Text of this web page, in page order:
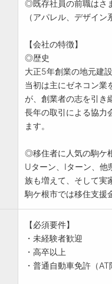
◎既存社員の前職はさ
（アパレル、デザイ
【会社の特徴】
◎歴史
大正5年創業の地元建
当初は主にゼネコン業
が、創業者の志を引き
⾧年の取引による協力
ます。
◎移住者に人気の駒ケ
Uターン、Iターン、他
族も増えて、そして実
駒ケ根市では移住支援
【必須要件】
・未経験者歓迎
・高卒以上
・普通自動車免許（AT